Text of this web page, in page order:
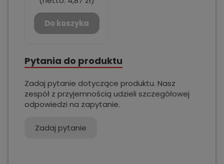
Do koszyka
Pytania do produktu
Zadaj pytanie dotyczące produktu. Nasz
zespół z przyjemnością udzieli szczegółowej
odpowiedzi na zapytanie.
Zadaj pytanie